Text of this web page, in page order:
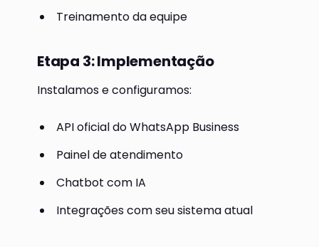
Treinamento da equipe
Etapa 3: Implementação
Instalamos e configuramos:
API oficial do WhatsApp Business
Painel de atendimento
Chatbot com IA
Integrações com seu sistema atual